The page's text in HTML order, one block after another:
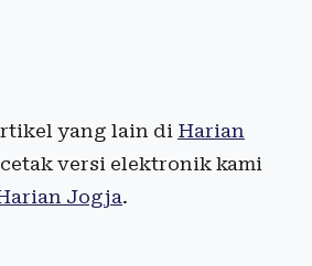
yang lain di Harian
versi elektronik kami
Jogja.